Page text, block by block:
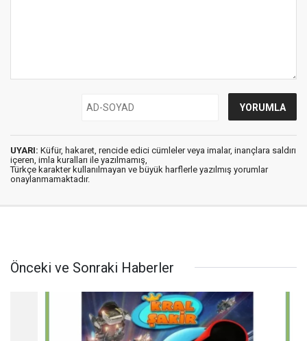
UYARI: Küfür, hakaret, rencide edici cümleler veya imalar, inançlara saldırı
içeren, imla kuralları ile yazılmamış,
Türkçe karakter kullanılmayan ve büyük harflerle yazılmış yorumlar
onaylanmamaktadır.
Önceki ve Sonraki Haberler